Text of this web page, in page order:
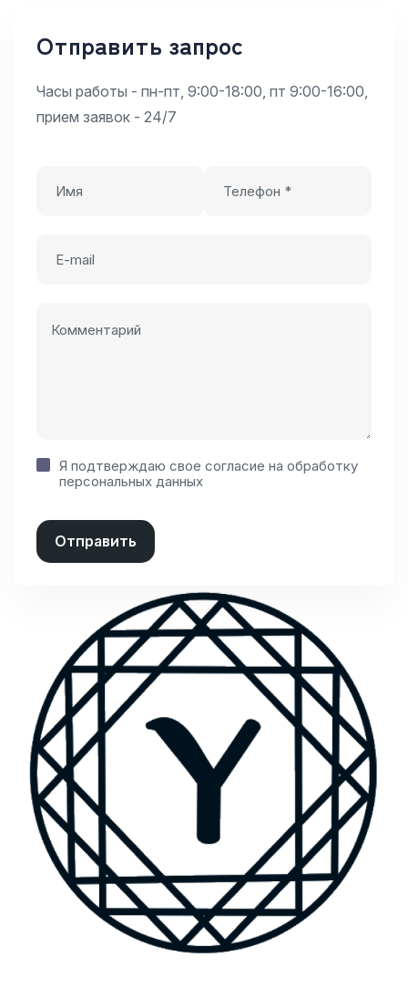
Отправить запрос
Часы работы - пн-пт, 9:00-18:00, пт 9:00-16:00,
прием заявок - 24/7
Я подтверждаю свое согласие на обработку
персональных данных
Отправить